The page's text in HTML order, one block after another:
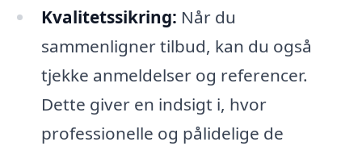
Kvalitetssikring: Når du
sammenligner tilbud, kan du også
tjekke anmeldelser og referencer.
Dette giver en indsigt i, hvor
professionelle og pålidelige de